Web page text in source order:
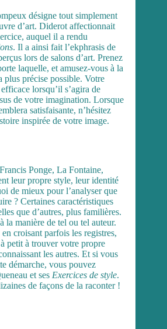
désigne tout simplement
d’art. Diderot affectionnait
auquel il a rendu
. Il a ainsi fait l’ekphrasis de
lors de salons d’art. Prenez
laquelle, et amusez-vous à la
plus précise possible. Votre
lorsqu’il s’agira de
de votre imagination. Lorsque
satisfaisante, n’hésitez
inspirée de votre image.
Ponge, La Fontaine,
leur propre style, leur identité
de mieux pour l’analyser que
? Certaines caractéristiques
que d’autres, plus familières.
la manière de tel ou tel auteur.
croisant parfois les registres,
petit à trouver votre propre
les autres. Et si vous
démarche, vous pouvez
et ses Exercices de style.
de façons de la raconter !